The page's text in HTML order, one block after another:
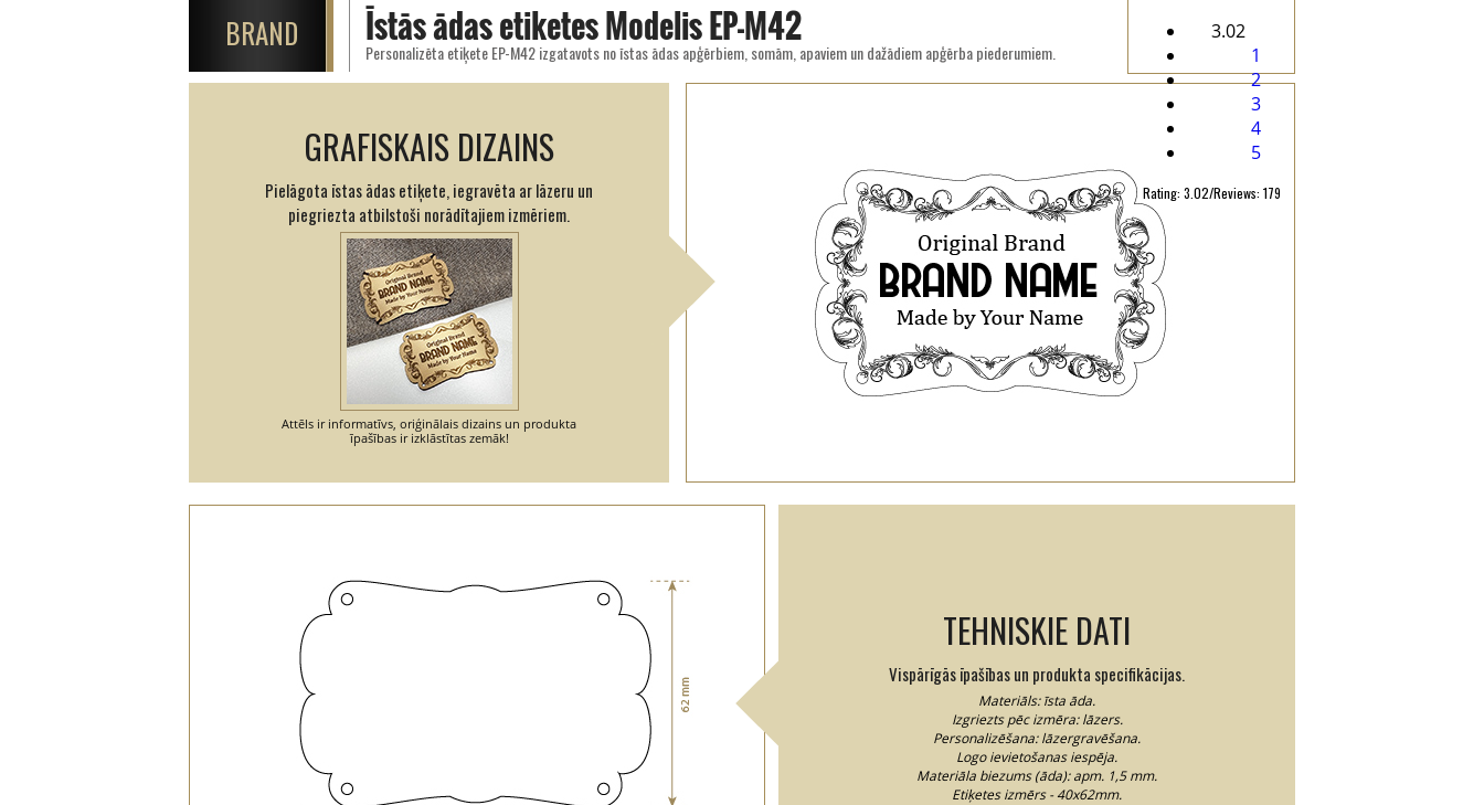
BRAND Īstās ādas etiķetes Modelis EP-M42
Personalizēta etiķete EP-M42 izgatavots no īstas ādas apģērbiem, somām, apaviem un dažādiem apģērba piederumiem.
3.02
1
2
3
4
5
Rating: 3.02/Reviews: 179
GRAFISKAIS DIZAINS
Pielāgota īstas ādas etiķete, iegravēta ar lāzeru un
piegriezta atbilstoši norādītajiem izmēriem.
Attēls ir informatīvs, oriģinālais dizains un produkta
īpašības ir izklāstītas zemāk!
TEHNISKIE DATI
Vispārīgās īpašības un produkta specifikācijas.
Materiāls: īsta āda.
Izgriezts pēc izmēra: lāzers.
Personalizēšana: lāzergravēšana.
Logo ievietošanas iespēja.
Materiāla biezums (āda): apm. 1,5 mm.
Etiķetes izmērs - 40x62mm.